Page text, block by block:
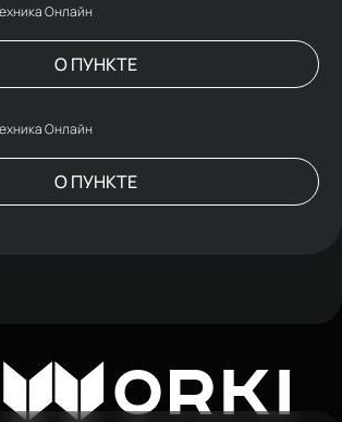
Онлайн
О ПУНКТЕ
Онлайн
О ПУНКТЕ
W ORKI